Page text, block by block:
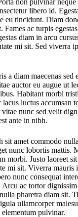
non pulvinar neque
libero id.
eu tincidunt. Diam
ac turpis
diam in arcu
mi sit. Sed viverra
a diam maecenas sed
auctor eu augue ut
Habitant morbi
luctus accumsan
nunc sed velit
ante in nibh.
sit amet commodo
nunc lobortis mattis.
morbi. Justo laoreet
mi sit. Viverra mauris
nunc consequat
Arcu ac tortor
pharetra diam sit.
ullamcorper
pulvinar.